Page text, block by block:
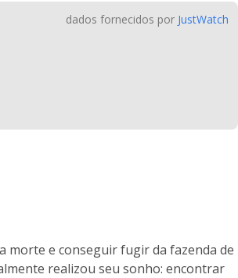
dados fornecidos por JustWatch
morte e conseguir fugir da fazenda de
realizou seu sonho: encontrar